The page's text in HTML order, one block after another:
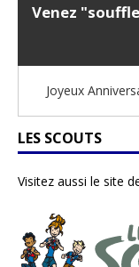
Venez
Joyeux
LES SCOUTS
Visitez aussi le site